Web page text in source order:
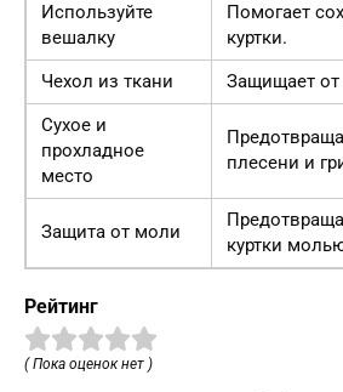
Используйте
вешалку
Помогает
куртки.
Чехол из ткани
Защищает от
Сухое и
прохладное
место
плесени и
Защита от моли
куртки
Рейтинг
( Пока оценок нет )